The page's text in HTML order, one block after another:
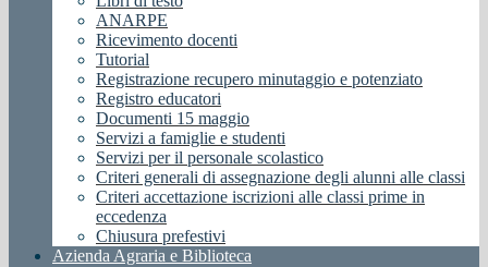
ANARPE
Ricevimento docenti
Tutorial
Registrazione recupero minutaggio e potenziato
Registro educatori
Documenti 15 maggio
Servizi a famiglie e studenti
Servizi per il personale scolastico
Criteri generali di assegnazione degli alunni alle classi
Criteri accettazione iscrizioni alle classi prime in
eccedenza
Chiusura prefestivi
Azienda Agraria e Biblioteca